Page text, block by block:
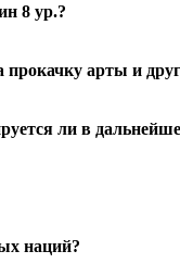
8 ур.?
арты и
ли в
наций?